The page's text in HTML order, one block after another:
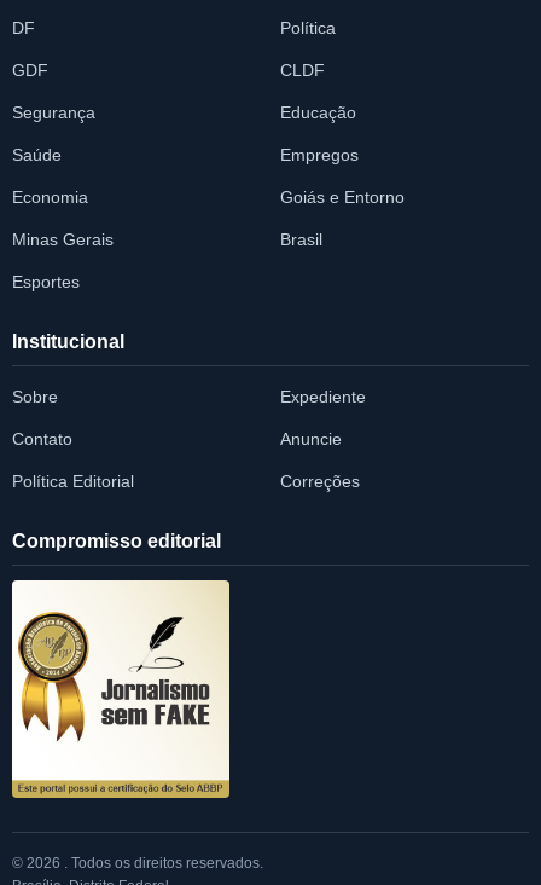
DF Política
GDF CLDF
Segurança Educação
Saúde Empregos
Economia Goiás e Entorno
Minas Gerais Brasil
Esportes
Institucional
Sobre Expediente
Contato Anuncie
Política Editorial Correções
Compromisso editorial
© 2026 . Todos os direitos reservados.